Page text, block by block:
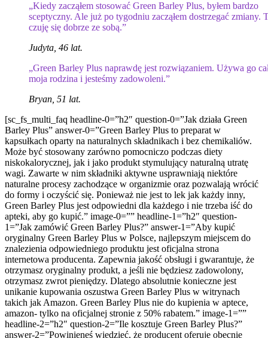
„Kiedy zacząłem stosować Green Barley Plus, byłem bardzo
sceptyczny. Ale już po tygodniu zacząłem dostrzegać zmiany.
czuję się dobrze ze sobą.”
Judyta, 46 lat.
„Green Barley Plus naprawdę jest rozwiązaniem. Używa go
moja rodzina i jesteśmy zadowoleni.”
Bryan, 51 lat.
[sc_fs_multi_faq headline-0=”h2″ question-0=”Jak działa Green
Barley Plus” answer-0=”Green Barley Plus to preparat w
kapsułkach oparty na naturalnych składnikach i bez chemikaliów.
Może być stosowany zarówno pomocniczo podczas diety
niskokalorycznej, jak i jako produkt stymulujący naturalną utratę
wagi. Zawarte w nim składniki aktywne usprawniają niektóre
naturalne procesy zachodzące w organizmie oraz pozwalają wrócić
do formy i oczyścić się. Ponieważ nie jest to lek jak każdy inny,
Green Barley Plus jest odpowiedni dla każdego i nie trzeba iść do
apteki, aby go kupić.” image-0=”” headline-1=”h2″ question-
1=”Jak zamówić Green Barley Plus?” answer-1=”Aby kupić
oryginalny Green Barley Plus w Polsce, najlepszym miejscem do
znalezienia odpowiedniego produktu jest oficjalna strona
internetowa producenta. Zapewnia jakość obsługi i gwarantuje, że
otrzymasz oryginalny produkt, a jeśli nie będziesz zadowolony,
otrzymasz zwrot pieniędzy. Dlatego absolutnie konieczne jest
unikanie kupowania oszustwa Green Barley Plus w witrynach
takich jak Amazon. Green Barley Plus nie do kupienia w aptece,
amazon- tylko na oficjalnej stronie z 50% rabatem.” image-1=””
headline-2=”h2″ question-2=”Ile kosztuje Green Barley Plus?”
answer-2=”Powinieneś wiedzieć, że producent oferuje obecnie